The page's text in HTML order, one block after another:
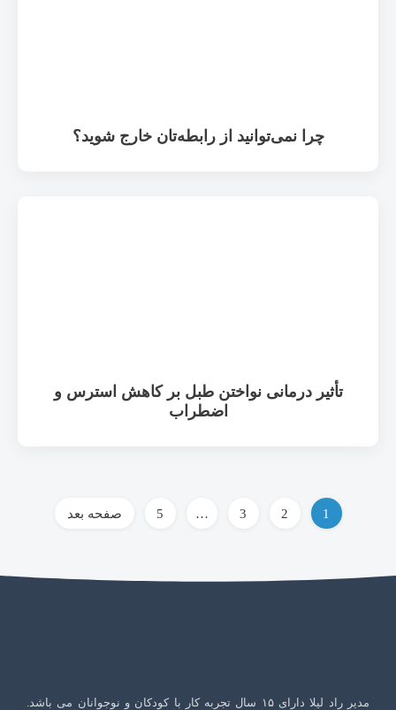
چرا نمی‌توانید از رابطه‌تان خارج شوید؟
تأثیر درمانی نواختن طبل بر کاهش استرس و
اضطراب
راهبری
نوشته‌ها
1
2
3
…
5 صفحه بعد
مدیر راد لیلا دارای ۱۵ سال تجربه کار با کودکان و نوجوانان می باشد.